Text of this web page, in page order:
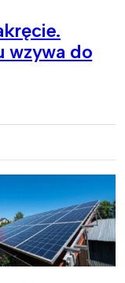
wzywa do